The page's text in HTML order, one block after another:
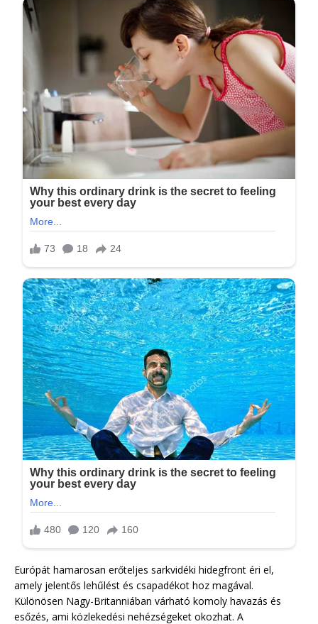
Európát hamarosan erőteljes sarkvidéki hidegfront éri el,
amely jelentős lehűlést és csapadékot hoz magával.
Különösen Nagy-Britanniában várható komoly havazás és
esőzés, ami közlekedési nehézségeket okozhat. A